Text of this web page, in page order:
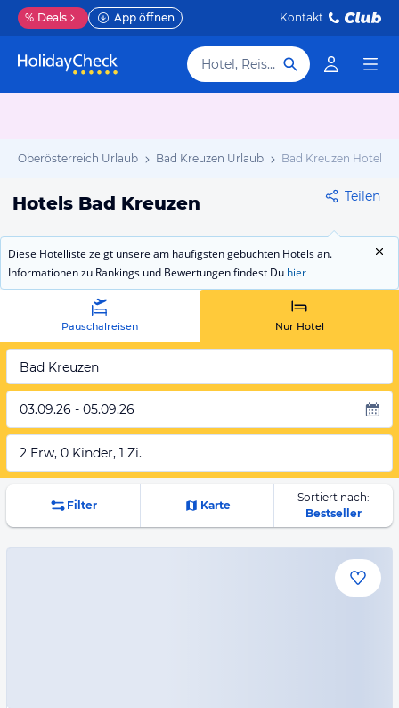
% Deals App öffnen Kontakt
Hotel, Reiseziel
Oberösterreich Urlaub Bad Kreuzen Urlaub Bad Kreuzen Hotels
Hotels Bad Kreuzen Teilen
Diese Hotelliste zeigt unsere am häufigsten gebuchten Hotels an.
Informationen zu Rankings und Bewertungen findest Du hier
Pauschalreisen Nur Hotel
Bad Kreuzen
03.09.26 - 05.09.26
2 Erw, 0 Kinder, 1 Zi.
Filter Karte
Sortiert nach:
Bestseller